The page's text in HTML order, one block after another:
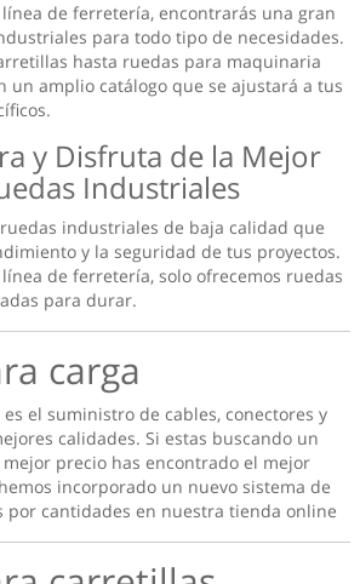
de ferretería, encontrarás una gran
para todo tipo de necesidades.
hasta ruedas para maquinaria
un amplio catálogo que se ajustará a tus
y Disfruta de la Mejor
Industriales
industriales de baja calidad que
y la seguridad de tus proyectos.
de ferretería, solo ofrecemos ruedas
para durar.
carga
el suministro de cables, conectores y
calidades. Si estas buscando un
precio has encontrado el mejor
incorporado un nuevo sistema de
por cantidades en nuestra tienda online